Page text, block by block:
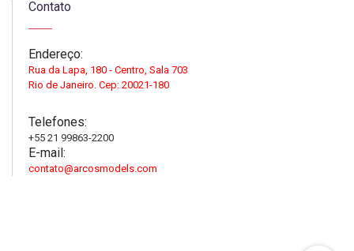
Contato
Endereço:
Rua da Lapa, 180 - Centro, Sala 703
Rio de Janeiro. Cep: 20021-180
Telefones:
+55 21 99863-2200
E-mail:
contato@arcosmodels.com